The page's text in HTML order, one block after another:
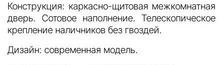
Конструкция: каркасно-щитовая межкомнатная
дверь. Сотовое наполнение. Телескопическое
крепление наличников без гвоздей.
Дизайн: современная модель.